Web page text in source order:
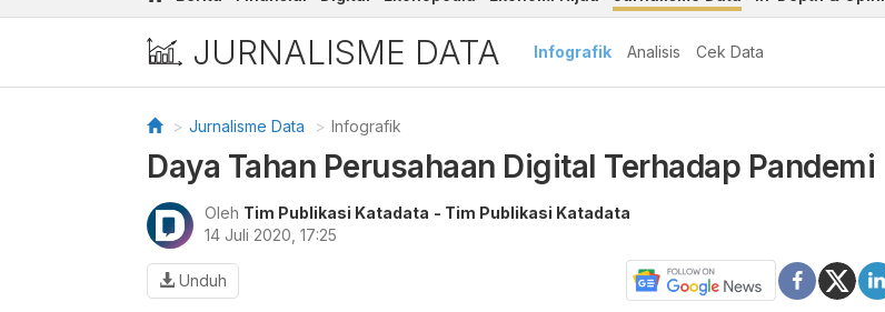
JURNALISME DATA Infografik Analisis Cek Data
Jurnalisme Data Infografik
Daya Tahan Perusahaan Digital Terhadap Pandemi
Oleh Tim Publikasi Katadata - Tim Publikasi Katadata
14 Juli 2020, 17:25
Unduh